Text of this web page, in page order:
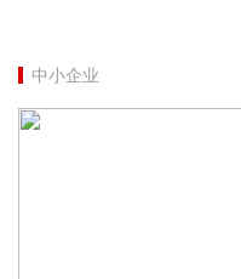
中小企业